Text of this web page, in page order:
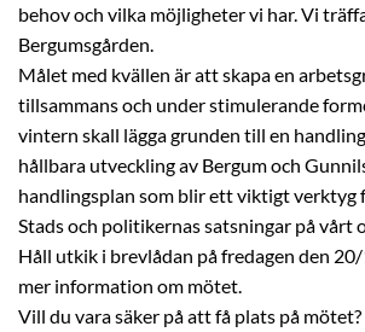
behov och vilka möjligheter vi har. Vi
Bergumsgården.
Målet med kvällen är att skapa en
tillsammans och under stimulerande
vintern skall lägga grunden till en
hållbara utveckling av Bergum och
handlingsplan som blir ett viktigt verktyg
Stads och politikernas satsningar på vårt
Håll utkik i brevlådan på fredagen den
mer information om mötet.
Vill du vara säker på att få plats på